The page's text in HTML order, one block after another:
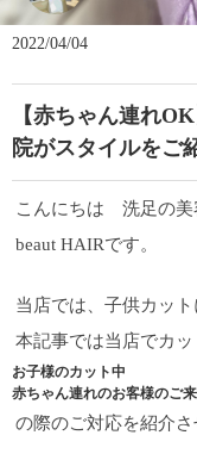
2022/04/04
【赤ちゃん連れ
院がスタイルをご
こんにちは 洗足の美
beaut HAIRです。
当店では、子供カット
本記事では当店でカ
お子様のカット中
赤ちゃん連れのお客様のご
の際のご対応を紹介さ